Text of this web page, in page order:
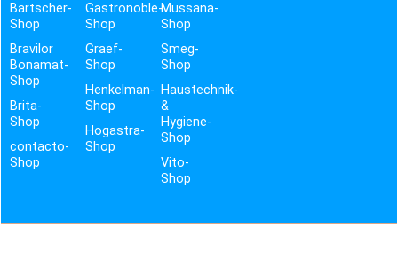
Bartscher-
Shop
Bravilor
Bonamat-
Shop
Brita-
Shop
contacto-
Shop
Gastronoble-
Shop
Graef-
Shop
Henkelman-
Shop
Hogastra-
Shop
Mussana-
Shop
Smeg-
Shop
Haustechnik-
&
Hygiene-
Shop
Vito-
Shop